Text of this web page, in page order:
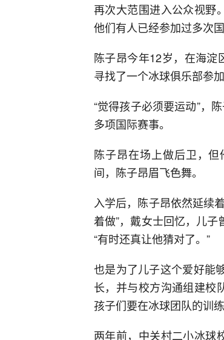
再次大范围进入公众视野
他们有人已经参加过多次
陈子昂今年12岁，在海淀
寻找了一个冰球俱乐部参加
“觉得孩子必须要运动”，
多项国际赛事。
陈子昂在场上做后卫，
间，陈子昂眉飞色舞。
入学后，陈子昂依然延续
着做”，戴女士回忆，儿子
“有时还真让他猜对了。”
也是为了儿子这个爱好能
长，并与校方沟通组建校
孩子们要在冰球团队的训
两年前，中关村二小冰球